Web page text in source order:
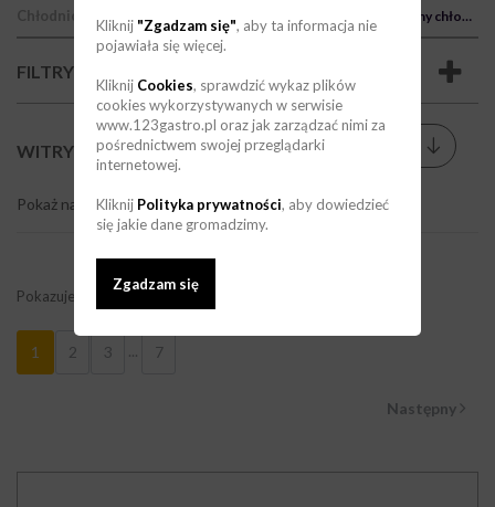
Kliknij "Zgadzam się", aby ta informacja nie
pojawiała się więcej.
Kliknij Cookies, sprawdzić wykaz plików
cookies wykorzystywanych w serwisie
www.123gastro.pl oraz jak zarządzać nimi za
pośrednictwem swojej przeglądarki
internetowej.
Kliknij Polityka prywatności, aby dowiedzieć
się jakie dane gromadzimy.
Zgadzam się
Witryny chłodnicze
FILTRY
WITRYNY CHŁODNICZE(62) Sortuj wg
Pokaż na stronie 9
1 2 3 7
Następny
Pokazuje 1 - 9 z 62 elementów